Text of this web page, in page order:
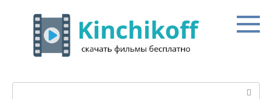
контенту